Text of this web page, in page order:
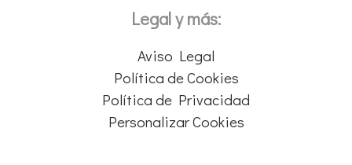
Legal y más:
Aviso Legal
Política de Cookies
Política de Privacidad
Personalizar Cookies